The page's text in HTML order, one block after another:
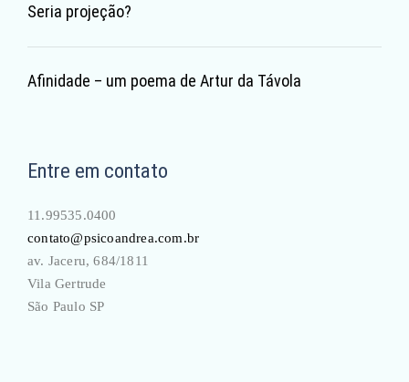
Seria projeção?
Afinidade – um poema de Artur da Távola
Entre em contato
11.99535.0400
contato@psicoandrea.com.br
av. Jaceru, 684/1811
Vila Gertrude
São Paulo SP